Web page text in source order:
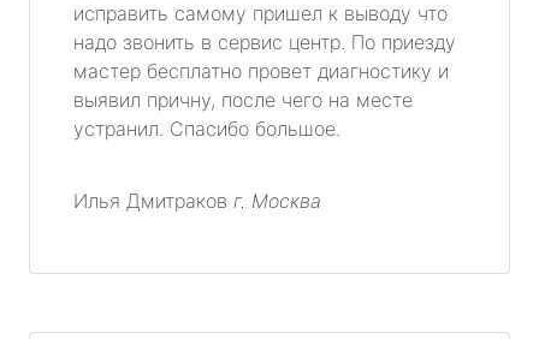
исправить самому пришел к выводу что
надо звонить в сервис центр. По приезду
мастер бесплатно провет диагностику и
выявил причну, после чего на месте
устранил. Спасибо большое.
Илья Дмитраков г. Москва